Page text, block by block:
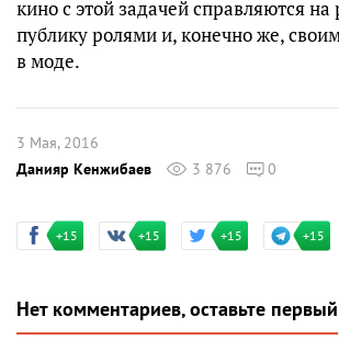
кино с этой задачей справляются на
публику ролями и, конечно же,
в моде.
3 Мая, 2016
Данияр Кенжибаев
3 876 0
+15 +15 +15 +15
Нет комментариев, оставьте первый